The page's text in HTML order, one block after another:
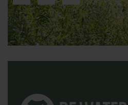
c
e
b
o
o
i
p
a
d
v
s
l
p